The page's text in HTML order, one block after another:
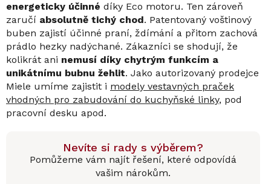
energeticky účinné díky Eco motoru. Ten zároveň
zaručí absolutně tichý chod. Patentovaný voštinový
buben zajistí účinné praní, ždímání a přitom zachová
prádlo hezky nadýchané. Zákazníci se shodují, že
kolikrát ani nemusí díky chytrým funkcím a
unikátnímu bubnu žehlit. Jako autorizovaný prodejce
Miele umíme zajistit i modely vestavných praček
vhodných pro zabudování do kuchyňské linky, pod
pracovní desku apod.
Nevíte si rady s výběrem?
Pomůžeme vám najít řešení, které odpovídá
vašim nárokům.